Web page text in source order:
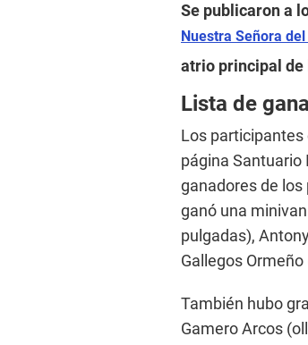
Se publicaron a
Nuestra Señora
atrio principal de
Lista de
Los participantes
página Santuario
ganadores de los
ganó una
pulgadas),
Gallegos
También hubo
Gamero Arcos